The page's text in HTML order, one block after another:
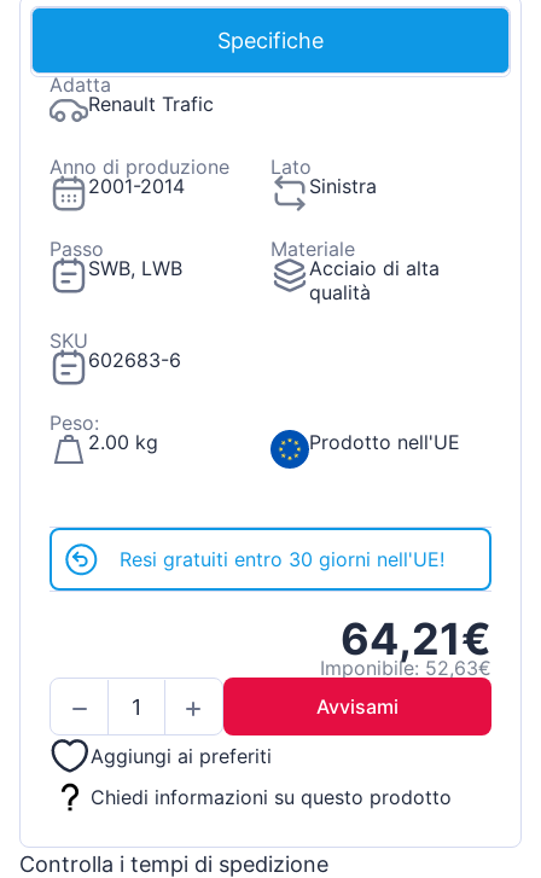
Specifiche
Adatta
Renault Trafic
Anno di produzione
2001-2014
Lato
Sinistra
Passo
SWB, LWB
Materiale
Acciaio di alta
qualità
SKU
602683-6
Peso:
2.00 kg
Prodotto nell'UE
Resi gratuiti entro 30 giorni nell'UE!
64,21€
Imponibile: 52,63€
Avvisami
Aggiungi ai preferiti
Chiedi informazioni su questo prodotto
Controlla i tempi di spedizione